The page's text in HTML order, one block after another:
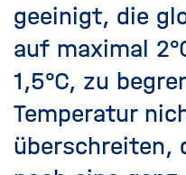
geeinigt, die
auf maximal
1,5°C, zu
Temperatur
überschreiten,